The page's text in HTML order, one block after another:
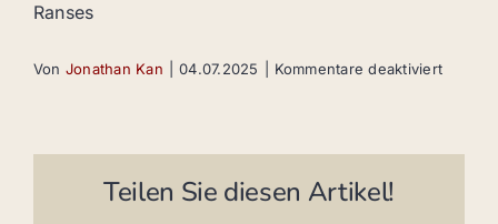
Ranses
Von Jonathan Kan 04.07.2025 Kommentare deaktiviertfür
Teilen Sie diesen Artikel!